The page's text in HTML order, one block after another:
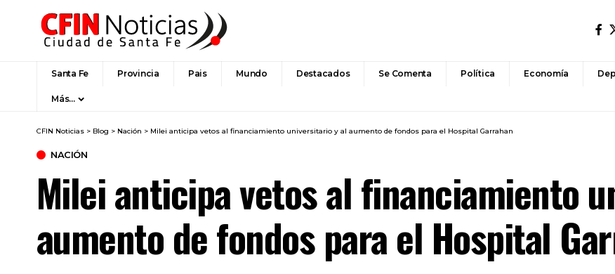
Santa Fe Provincia Pais Mundo Destacados Se Comenta Política Economía
Más…
CFIN Noticias > Blog > Nación > Milei anticipa vetos al financiamiento universitario y al aumento de fondos para el Hospital Garrahan
NACIÓN
Milei anticipa vetos al financiamiento
aumento de fondos para el Hospital